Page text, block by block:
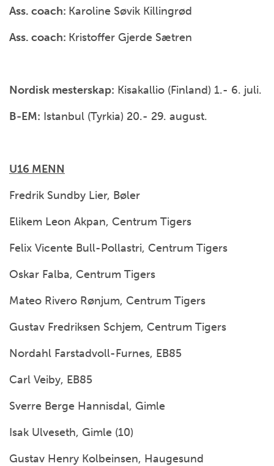
Ass. coach: Karoline Søvik Killingrød
Ass. coach: Kristoffer Gjerde Sætren
Nordisk mesterskap: Kisakallio (Finland) 1.- 6. juli.
B-EM: Istanbul (Tyrkia) 20.- 29. august.
U16 MENN
Fredrik Sundby Lier, Bøler
Elikem Leon Akpan, Centrum Tigers
Felix Vicente Bull-Pollastri, Centrum Tigers
Oskar Falba, Centrum Tigers
Mateo Rivero Rønjum, Centrum Tigers
Gustav Fredriksen Schjem, Centrum Tigers
Nordahl Farstadvoll-Furnes, EB85
Carl Veiby, EB85
Sverre Berge Hannisdal, Gimle
Isak Ulveseth, Gimle (10)
Gustav Henry Kolbeinsen, Haugesund